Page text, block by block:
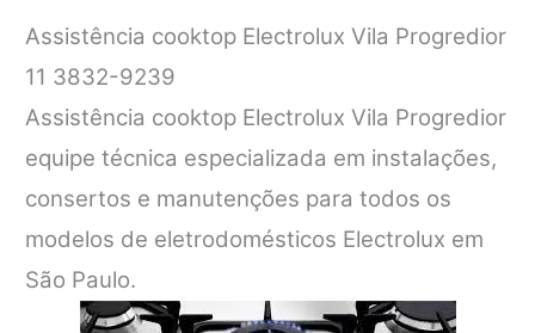
Assistência cooktop Electrolux Vila Progredior
11 3832-9239
Assistência cooktop Electrolux Vila Progredior
equipe técnica especializada em instalações,
consertos e manutenções para todos os
modelos de eletrodomésticos Electrolux em
São Paulo.